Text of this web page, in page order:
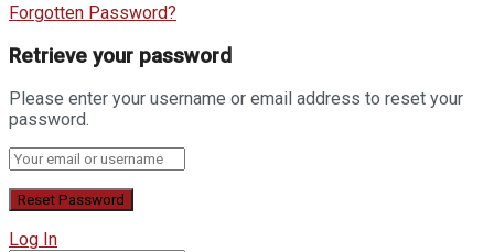
Forgotten Password?
Retrieve your password
Please enter your username or email address to reset your
password.
Log In